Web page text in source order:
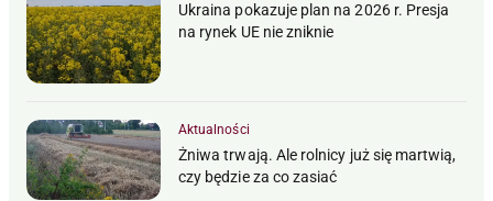
Ukraina pokazuje plan na 2026 r. Presja
na rynek UE nie zniknie
Aktualności
Żniwa trwają. Ale rolnicy już się martwią,
czy będzie za co zasiać